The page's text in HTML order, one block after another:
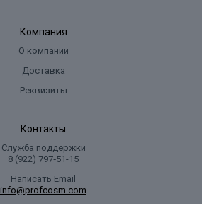
Компания
О компании
Доставка
Реквизиты
Контакты
Служба поддержки
8 (922) 797‑51-15
Написать Email
info@profcosm.com